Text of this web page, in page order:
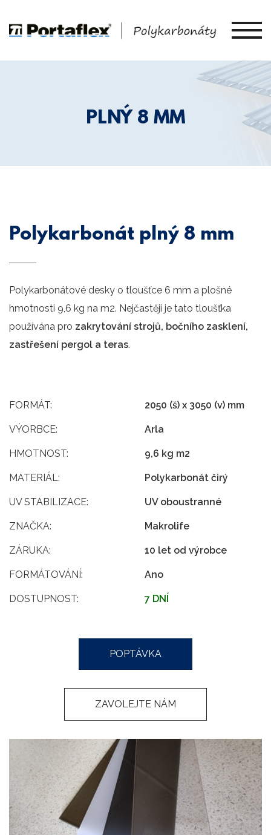
PLNÝ 8 MM
Polykarbonát plný 8 mm
Polykarbonátové desky o tloušťce 6 mm a plošné
hmotnosti 9,6 kg na m2. Nejčastěji je tato tloušťka
používána pro zakrytování strojů, bočního zasklení,
zastřešení pergol a teras.
FORMÁT: 2050 (š) x 3050 (v) mm
VÝORBCE: Arla
HMOTNOST: 9,6 kg m2
MATERIÁL: Polykarbonát čirý
UV STABILIZACE: UV oboustranné
ZNAČKA: Makrolife
ZÁRUKA: 10 let od výrobce
FORMÁTOVÁNÍ: Ano
DOSTUPNOST: 7 DNÍ
POPTÁVKA
ZAVOLEJTE NÁM